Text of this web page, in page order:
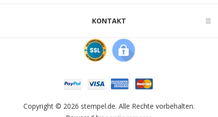
KONTAKT
Copyright © 2026 stempel.de. Alle Rechte vorbehalten.